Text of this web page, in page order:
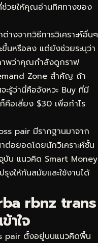
วยให้คุณอ่านทิศทางของ
จากวิธีการวิเคราะห์อื่นๆ
นหรือลง แต่ยังช่วยระบุว่า
าพว่าคุณกำลังดูกราฟ
Zone สำคัญ ถ้า
ว่านี่คือจังหวะ Buy ที่มี
อเสี่ยง $30 เพื่อกำไร
pair มีรากฐานมาจาก
ยอดโดยนักวิเคราะห์ชั้น
บัน แนวคิด Smart Money
งให้ทันสมัยและใช้งานได้
rbnz trans
าใจ
pair ตั้งอยู่บนแนวคิดพื้น